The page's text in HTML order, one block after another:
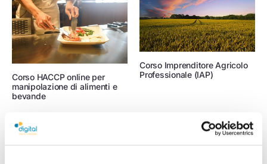
Corso HACCP online per
manipolazione di alimenti e
bevande
Corso Imprenditore Agricolo
Professionale (IAP)